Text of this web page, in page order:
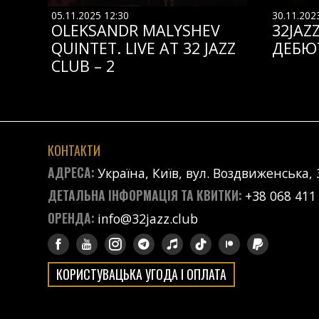
05.11.2025 12:30
OLEKSANDR MALYSHEV
QUINTET. LIVE AT 32 JAZZ
CLUB – 2
КОНТАКТИ
АДРЕСА:Україна, Київ, вул. Воздвиженська,
ДЕТАЛЬНА ІНФОРМАЦІЯ ТА КВИТКИ: +38 068
ОРЕНДА: info@32jazz.club
КОРИСТУВАЦЬКА УГОДА І ОПЛАТА